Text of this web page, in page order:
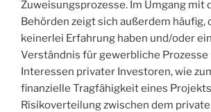
Zuweisungsprozesse. Im Umgang mit
Behörden zeigt sich außerdem häufig,
keinerlei Erfahrung haben und/oder
Verständnis für gewerbliche Prozesse
Interessen privater Investoren, wie
finanzielle Tragfähigkeit eines
Risikoverteilung zwischen dem